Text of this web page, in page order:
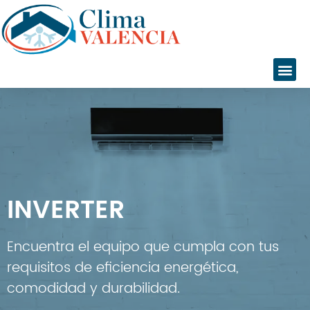
Inicio
Servicios
Servicio Técnico
Fujitsu
General
Gree
INVERTER
Encuentra el equipo que cumpla con tus
requisitos de eficiencia energética,
comodidad y durabilidad.